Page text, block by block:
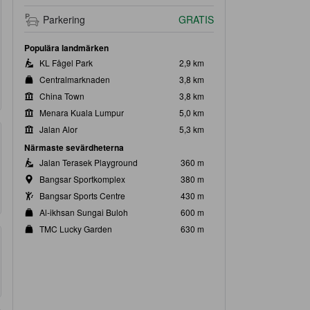
Parkering GRATIS
Populära landmärken
KL Fågel Park
2,9 km
Centralmarknaden
3,8 km
China Town
3,8 km
Menara Kuala Lumpur
5,0 km
Jalan Alor
5,3 km
Närmaste sevärdheterna
Jalan Terasek Playground
360 m
Bangsar Sportkomplex
380 m
Bangsar Sports Centre
430 m
Al-ikhsan Sungai Buloh
600 m
TMC Lucky Garden
630 m